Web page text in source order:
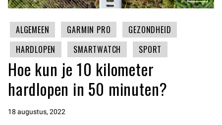
ALGEMEEN GARMIN PRO
GEZONDHEID
HARDLOPEN
SMARTWATCH SPORT
Hoe kun je 10 kilometer
hardlopen in 50 minuten?
18 augustus, 2022